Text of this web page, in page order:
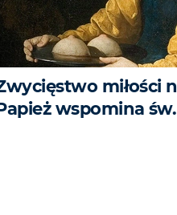
miłości
wspomina